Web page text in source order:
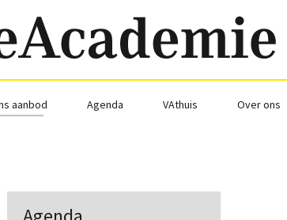
aanbod Agenda VAthuis Over ons